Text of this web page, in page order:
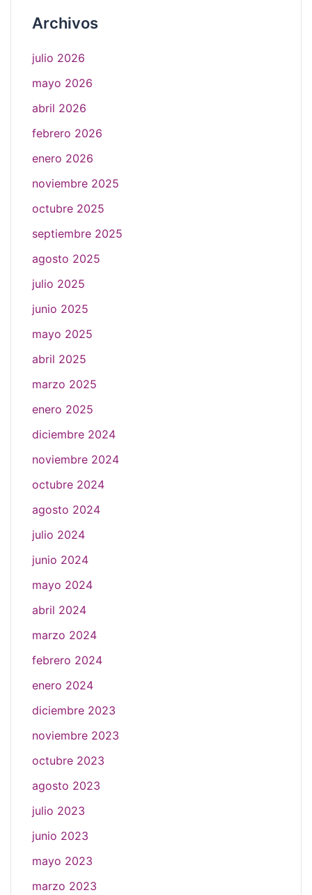
Archivos
julio 2026
mayo 2026
abril 2026
febrero 2026
enero 2026
noviembre 2025
octubre 2025
septiembre 2025
agosto 2025
julio 2025
junio 2025
mayo 2025
abril 2025
marzo 2025
enero 2025
diciembre 2024
noviembre 2024
octubre 2024
agosto 2024
julio 2024
junio 2024
mayo 2024
abril 2024
marzo 2024
febrero 2024
enero 2024
diciembre 2023
noviembre 2023
octubre 2023
agosto 2023
julio 2023
junio 2023
mayo 2023
marzo 2023